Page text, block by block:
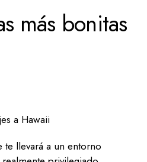
más bonitas
te llevará a un entorno